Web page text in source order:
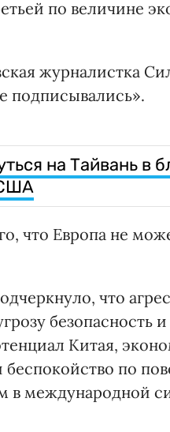
по величине
журналистка
подписывались».
на Тайвань в
что Европа не
что
безопасность
Китая,
по
международной